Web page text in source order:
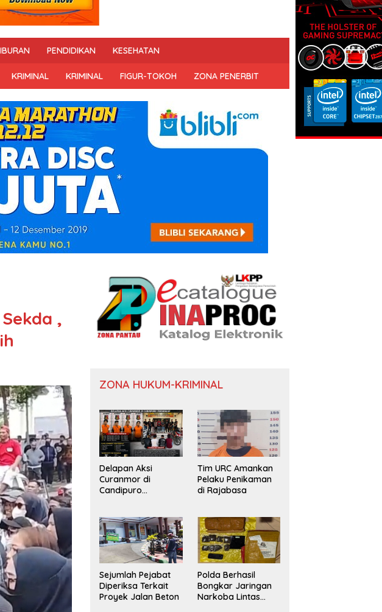
PENDIDIKAN KESEHATAN
KRIMINAL KRIMINAL FIGUR-TOKOH ZONA PENERBIT
,
ZONA HUKUM-KRIMINAL
Delapan Aksi
Curanmor di
Candipuro
Tim URC Amankan
Pelaku Penikaman
di Rajabasa
Sejumlah Pejabat
Diperiksa Terkait
Proyek Jalan Beton
Polda Berhasil
Bongkar Jaringan
Narkoba Lintas